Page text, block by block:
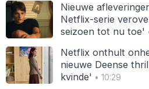
Nieuwe
Netflix-serie
seizoen tot nu toe'
Netflix onthult
nieuwe Deense
kvinde' • 10:29